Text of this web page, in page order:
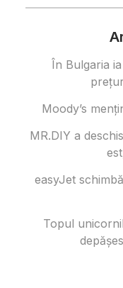
În Bulgaria
Moody’s
MR.DIY a
easyJet
Topul